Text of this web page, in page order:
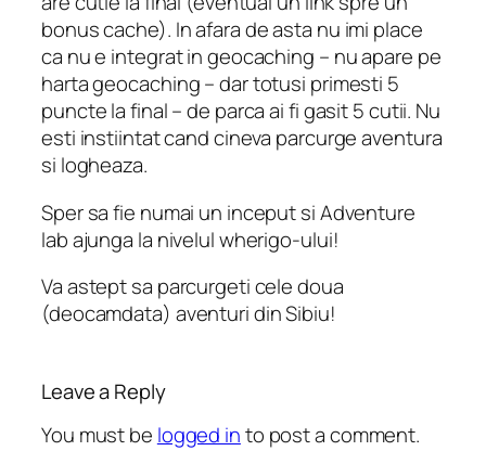
bonus cache). In afara de asta nu imi place
ca nu e integrat in geocaching – nu apare pe
harta geocaching – dar totusi primesti 5
puncte la final – de parca ai fi gasit 5 cutii. Nu
esti instiintat cand cineva parcurge aventura
si logheaza.
Sper sa fie numai un inceput si Adventure
lab ajunga la nivelul wherigo-ului!
Va astept sa parcurgeti cele doua
(deocamdata) aventuri din Sibiu!
Leave a Reply
You must be logged into post a comment.